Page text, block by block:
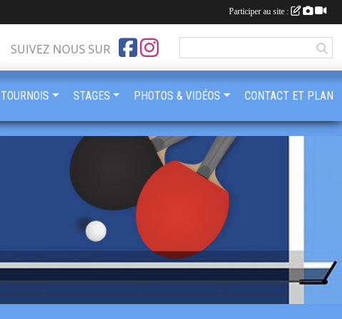
SUIVEZ NOUS SUR
TOURNOIS STAGES PHOTOS & VIDÉOS CONTACT ET PLAN
Participer au site :